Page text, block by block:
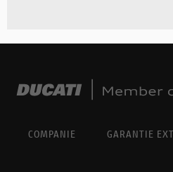
COMPANIE GARANTIE